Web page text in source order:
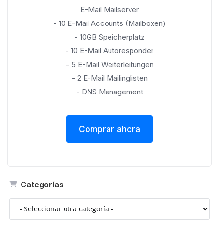
Categorías
E-Mail Mailserver
- 10 E-Mail Accounts (Mailboxen)
- 10GB Speicherplatz
- 10 E-Mail Autoresponder
- 5 E-Mail Weiterleitungen
- 2 E-Mail Mailinglisten
- DNS Management
Comprar ahora